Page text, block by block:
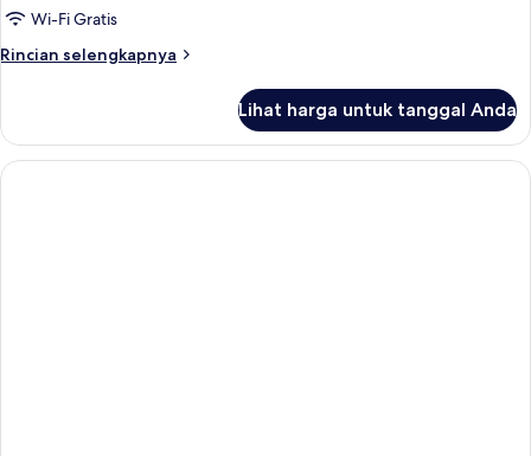
Wi-Fi Gratis
Rincian selengkapnya
Rincian
Kamar
Lihat harga untuk tanggal Anda